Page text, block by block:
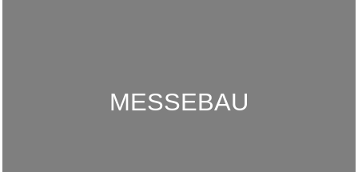
MESSEBAU